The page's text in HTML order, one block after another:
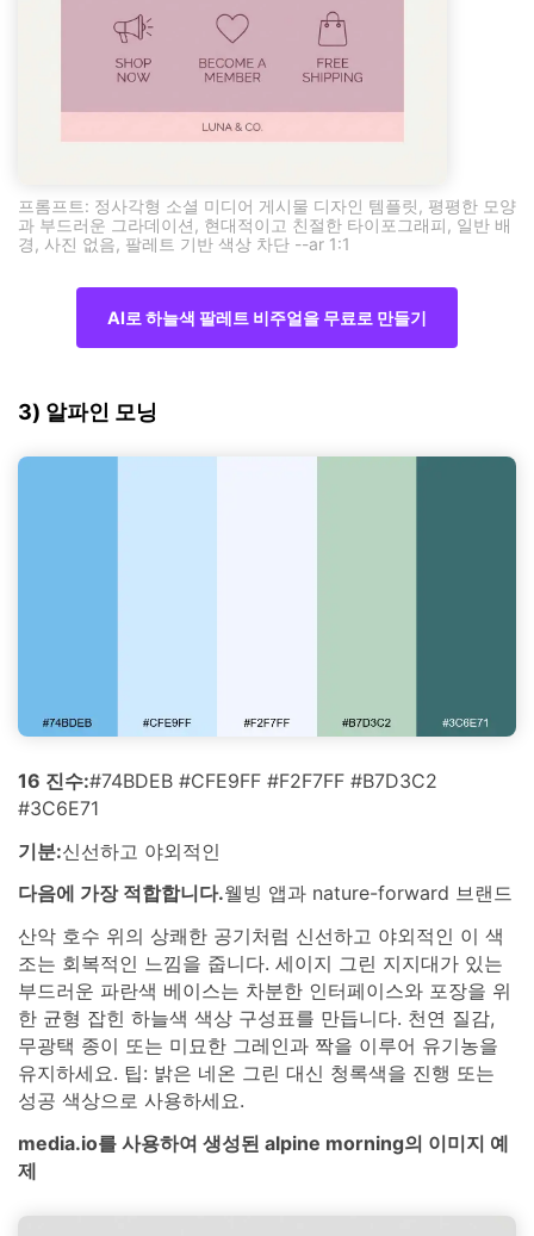
프롬프트: 정사각형 소셜 미디어 게시물 디자인 템플릿, 평평한 모양
과 부드러운 그라데이션, 현대적이고 친절한 타이포그래피, 일반 배
경, 사진 없음, 팔레트 기반 색상 차단 --ar 1:1
AI로 하늘색 팔레트 비주얼을 무료로 만들기
3) 알파인 모닝
16 진수:#74BDEB #CFE9FF #F2F7FF #B7D3C2
#3C6E71
기분:신선하고 야외적인
다음에 가장 적합합니다.웰빙 앱과 nature-forward 브랜드
산악 호수 위의 상쾌한 공기처럼 신선하고 야외적인 이 색
조는 회복적인 느낌을 줍니다. 세이지 그린 지지대가 있는
부드러운 파란색 베이스는 차분한 인터페이스와 포장을 위
한 균형 잡힌 하늘색 색상 구성표를 만듭니다. 천연 질감,
무광택 종이 또는 미묘한 그레인과 짝을 이루어 유기농을
유지하세요. 팁: 밝은 네온 그린 대신 청록색을 진행 또는
성공 색상으로 사용하세요.
media.io를 사용하여 생성된 alpine morning의 이미지 예
제